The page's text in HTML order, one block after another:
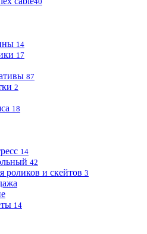
14
17
87
2
18
14
42
и скейтов 3
14